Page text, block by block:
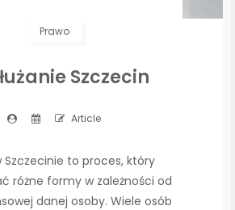
Prawo
Szczecin
Article
Szczecinie to proces, który
różne formy w zależności od
danej osoby. Wiele osób